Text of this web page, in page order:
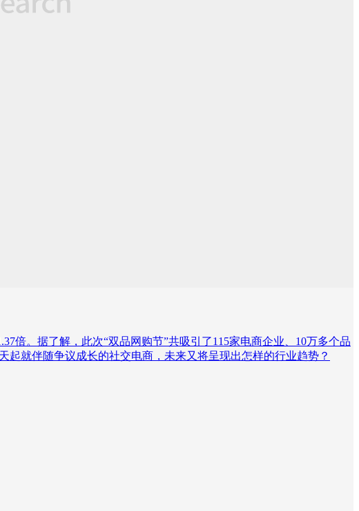
倍。据了解，此次“双品网购节”共吸引了115家电商企业、10万多个品
起就伴随争议成长的社交电商，未来又将呈现出怎样的行业趋势？